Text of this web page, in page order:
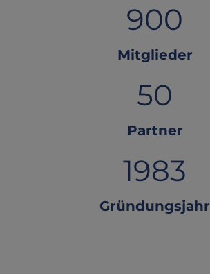
900
Mitglieder
50
Partner
1983
Gründungsjahr